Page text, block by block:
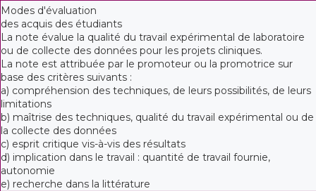
Modes d'évaluation
des acquis des étudiants
La note évalue la qualité du travail expérimental de laboratoire
ou de collecte des données pour les projets cliniques.
La note est attribuée par le promoteur ou la promotrice sur
base des critères suivants :
a) compréhension des techniques, de leurs possibilités, de leurs
limitations
b) maîtrise des techniques, qualité du travail expérimental ou de
la collecte des données
c) esprit critique vis-à-vis des résultats
d) implication dans le travail : quantité de travail fournie,
autonomie
e) recherche dans la littérature